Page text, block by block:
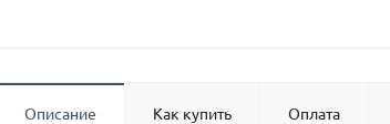
Описание Как купить Оплата